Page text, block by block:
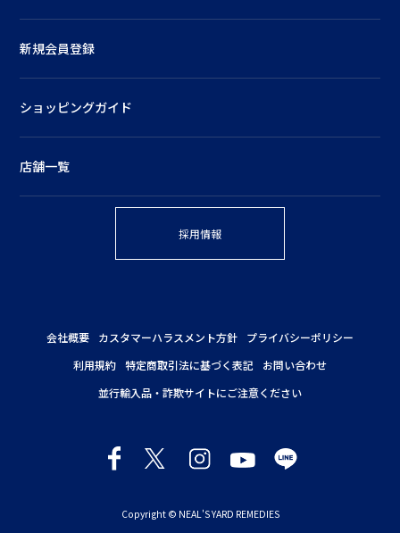
新規会員登録
ショッピングガイド
店舗一覧
採用情報
会社概要 カスタマーハラスメント方針
プライバシーポリシー
利用規約 特定商取引法に基づく表記
お問い合わせ
並行輸入品・詐欺サイトにご注意ください
Copyright © NEAL'S YARD REMEDIES